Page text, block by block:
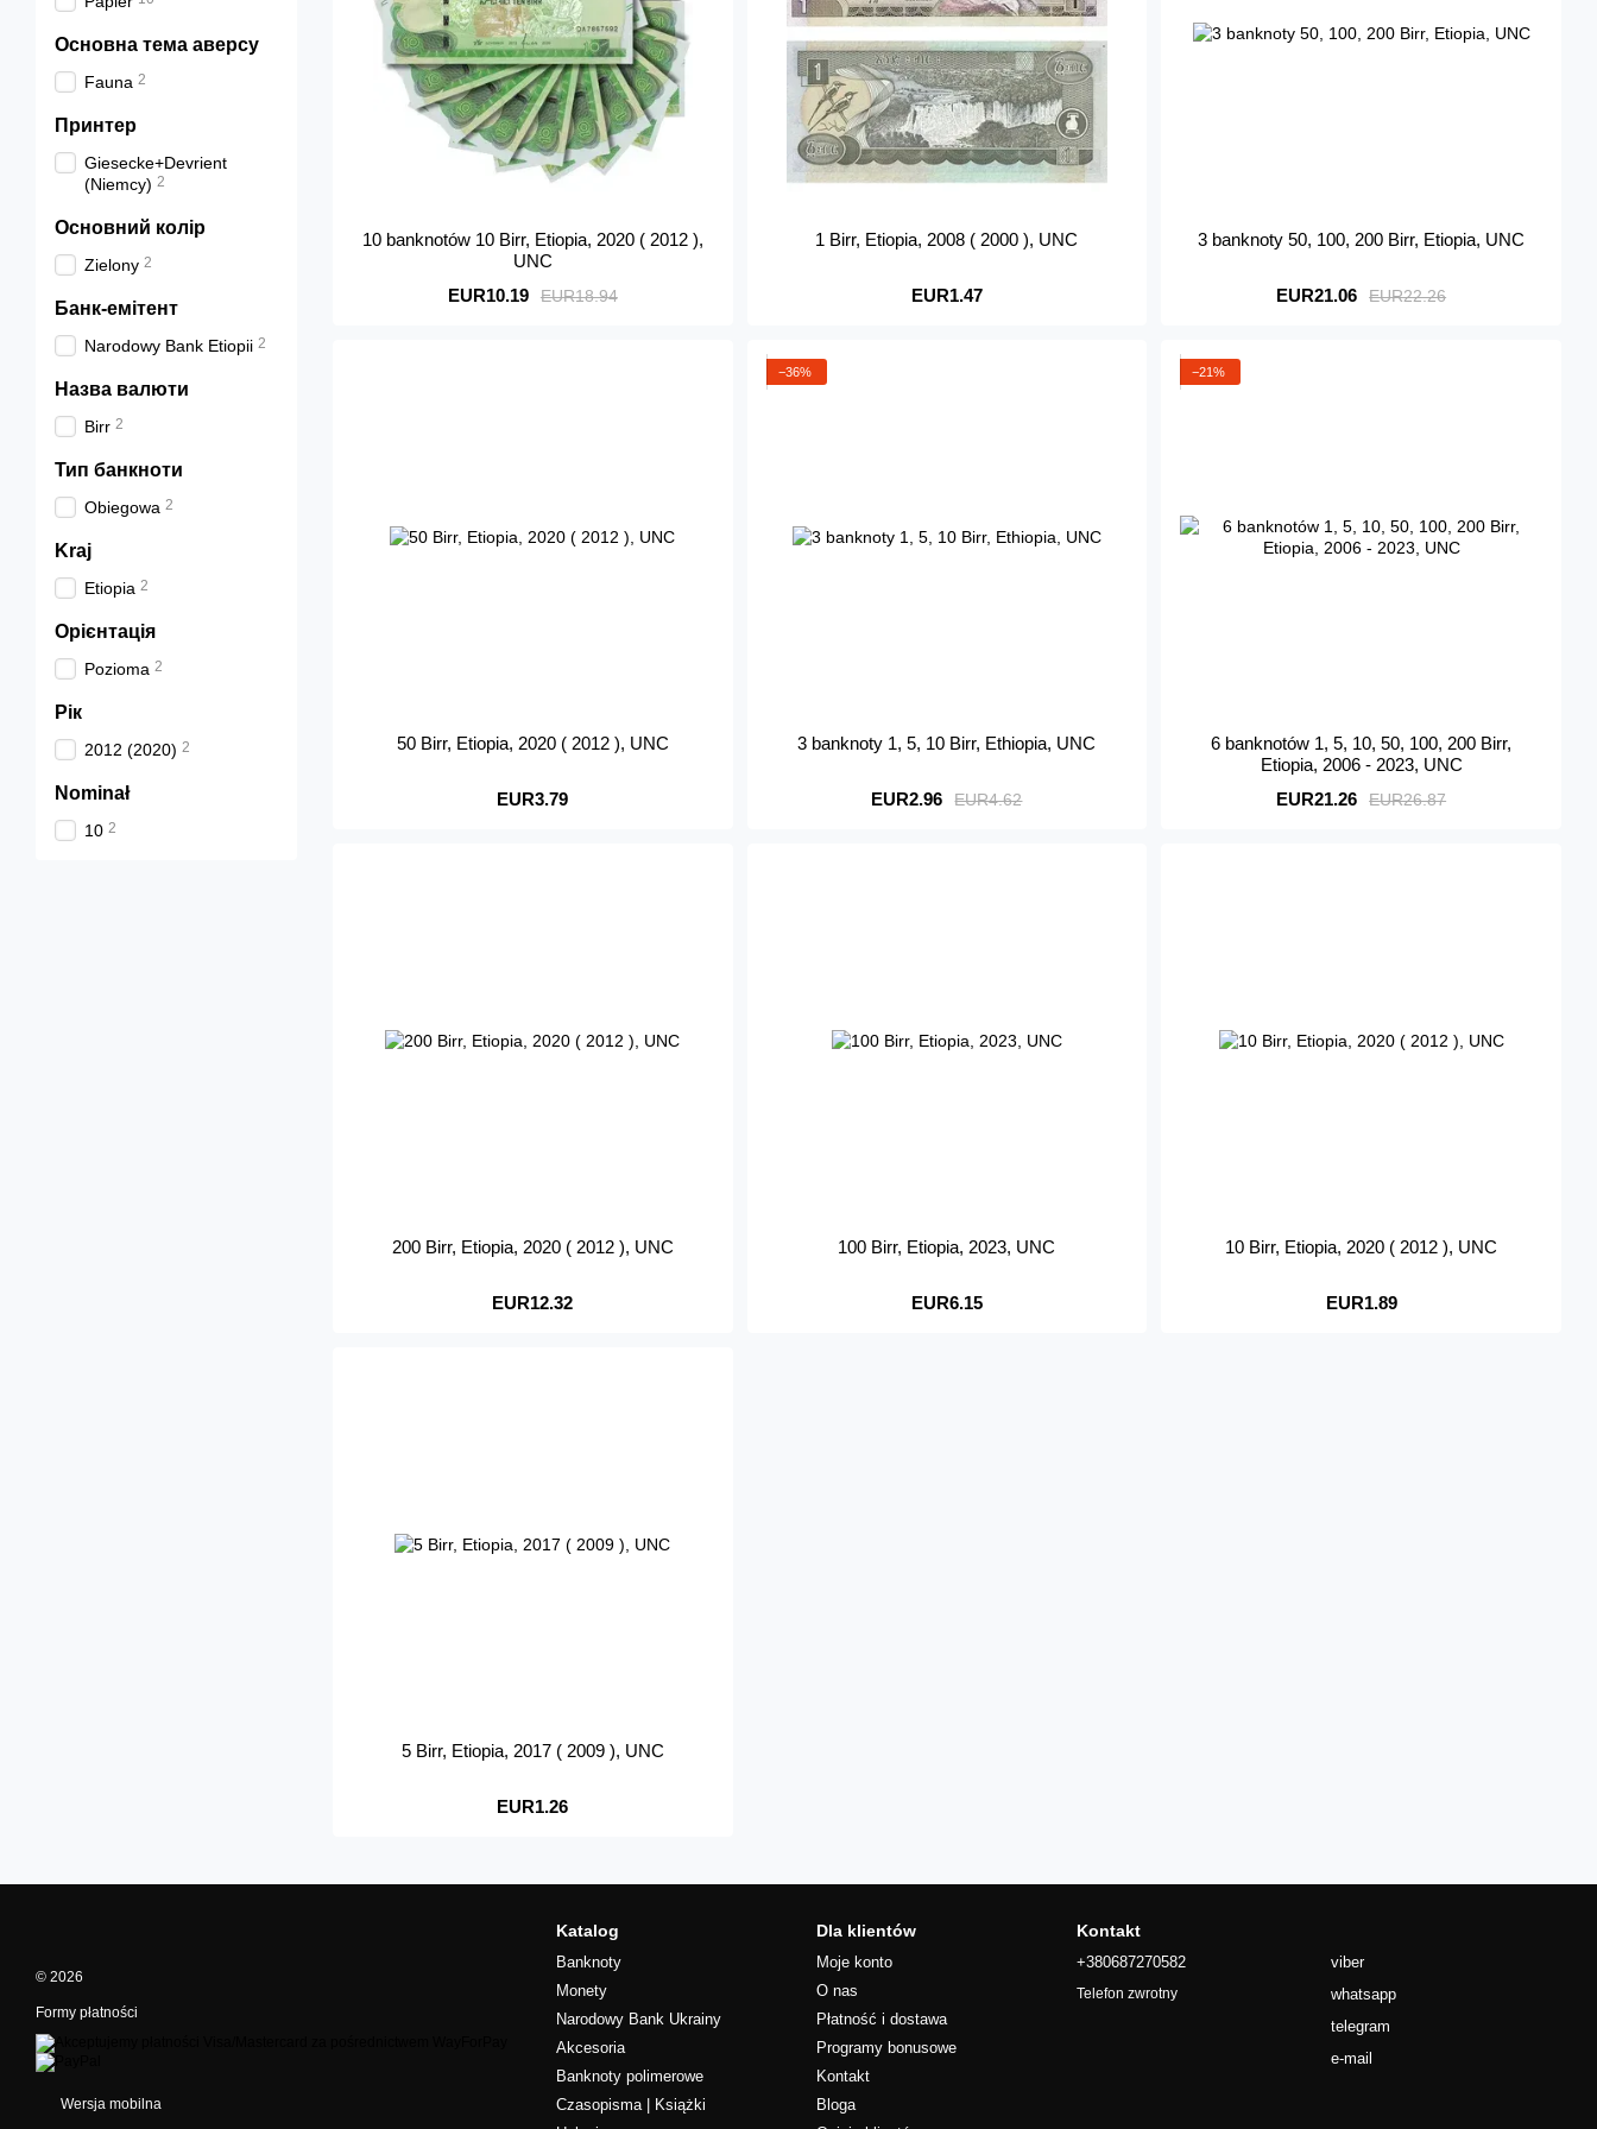
10 banknotów 10 Birr, Etiopia, 2020 ( 2012 ),
UNC
EUR18.94
EUR10.19
1 Birr, Etiopia, 2008 ( 2000 ), UNC
EUR1.47
3 banknoty 50, 100, 200 Birr, Etiopia, UNC
EUR22.26
EUR21.06
50 Birr, Etiopia, 2020 ( 2012 ), UNC
EUR3.79
−36%
3 banknoty 1, 5, 10 Birr, Ethiopia, UNC
EUR4.62
EUR2.96
−21%
6 banknotów 1, 5, 10, 50, 100, 200 Birr,
Etiopia, 2006 - 2023, UNC
EUR26.87
EUR21.26
200 Birr, Etiopia, 2020 ( 2012 ), UNC
EUR12.32
100 Birr, Etiopia, 2023, UNC
EUR6.15
10 Birr, Etiopia, 2020 ( 2012 ), UNC
EUR1.89
5 Birr, Etiopia, 2017 ( 2009 ), UNC
EUR1.26
Основна тема аверсу
Fauna 2
Принтер
Giesecke+Devrient
(Niemcy) 2
Основний колір
Zielony 2
Банк-емітент
Narodowy Bank Etiopii 2
Назва валюти
Birr 2
Тип банкноти
Obiegowa 2
Kraj
Etiopia 2
Орієнтація
Pozioma 2
Рік
2012 (2020) 2
Nominał
10 2
© 2026
Formy płatności
Wersja mobilna
Katalog
Banknoty
Monety
Narodowy Bank Ukrainy
Akcesoria
Banknoty polimerowe
Czasopisma | Książki
Dla klientów
Moje konto
O nas
Płatność i dostawa
Programy bonusowe
Kontakt
Bloga
Kontakt
+380687270582
Telefon zwrotny
viber
whatsapp
telegram
e-mail